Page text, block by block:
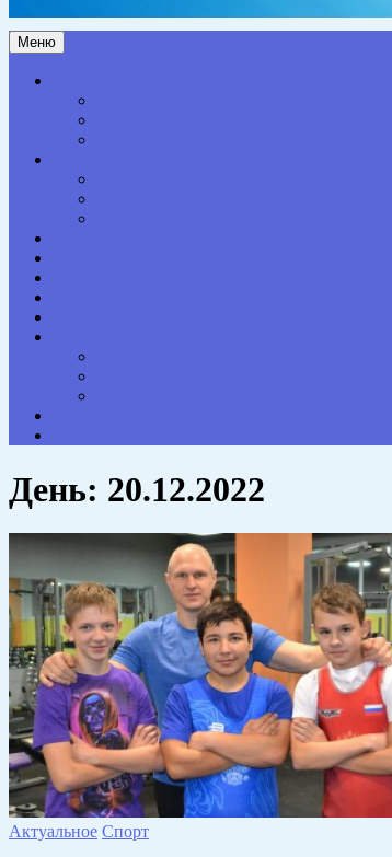
Меню
День: 20.12.2022
Актуальное Спорт